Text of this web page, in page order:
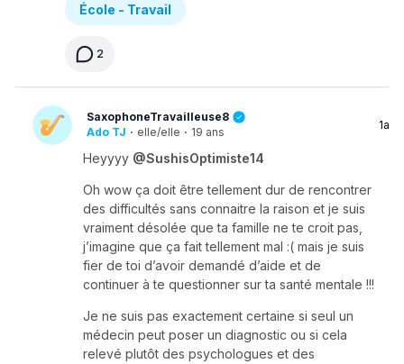
École - Travail
2
SaxophoneTravailleuse8
Ado TJ · elle/elle · 19 ans
1a
Heyyyy @SushisOptimiste14
Oh wow ça doit être tellement dur de rencontrer
des difficultés sans connaitre la raison et je suis
vraiment désolée que ta famille ne te croit pas,
j’imagine que ça fait tellement mal :( mais je suis
fier de toi d’avoir demandé d’aide et de
continuer à te questionner sur ta santé mentale !!!
Je ne suis pas exactement certaine si seul un
médecin peut poser un diagnostic ou si cela
relevé plutôt des psychologues et des